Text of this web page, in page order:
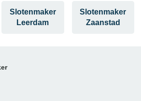
Slotenmaker
Leerdam
Slotenmaker
Zaanstad